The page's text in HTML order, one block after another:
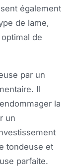
également
de lame,
de
par un
Il
la
un
tondeuse et
parfaite.